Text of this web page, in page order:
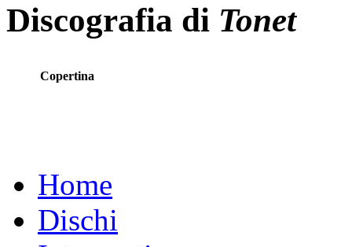
Discografia di Tonet
Copertina
Home
Dischi